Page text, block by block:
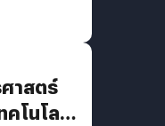
ศาสตร์
โนโลยี